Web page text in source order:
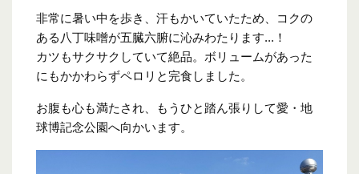
非常に暑い中を歩き、汗もかいていたため、コクの
ある八丁味噌が五臓六腑に沁みわたります...！
カツもサクサクしていて絶品。ボリュームがあった
にもかかわらずペロリと完食しました。
お腹も心も満たされ、もうひと踏ん張りして愛・地
球博記念公園へ向かいます。